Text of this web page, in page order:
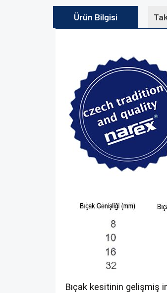
Ürün Bilgisi
Bıçak kesitinin gelişmiş